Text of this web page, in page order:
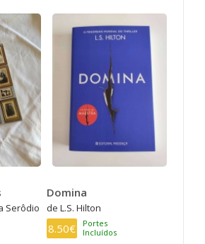
Serôdio
Domina
de L.S. Hilton
8.50€
Portes
Incluídos